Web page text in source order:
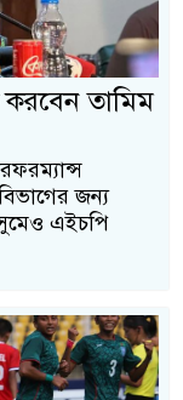
করবেন তামিম
জন্য
এইচপি